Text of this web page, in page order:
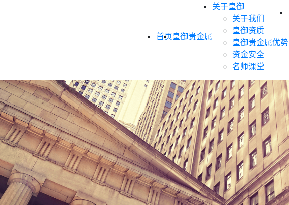
首页皇御贵金属
关于皇御
关于我们
皇御资质
皇御贵金属优势
资金安全
名师课堂